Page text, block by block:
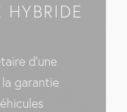
HYBRIDE
d’une
garantie